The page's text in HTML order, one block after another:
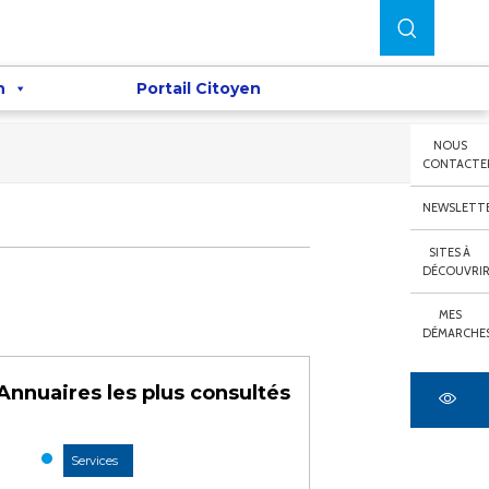
Portail Citoyen
NOUS
SITES À
MES
les plus consultés
Services